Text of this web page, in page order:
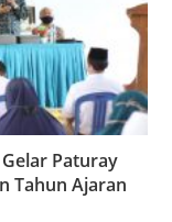
Paturay
Tahun Ajaran